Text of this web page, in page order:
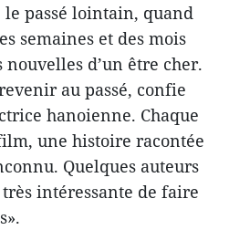
passé lointain, quand
semaines et des mois
d’un être cher.
au passé, confie
hanoienne. Chaque
une histoire racontée
Quelques auteurs
intéressante de faire